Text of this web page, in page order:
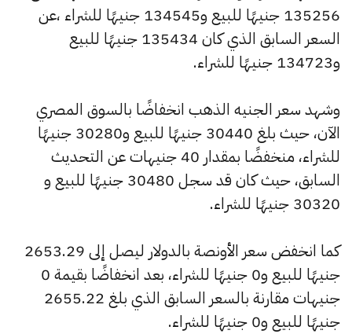
135256 جنيهًا للبيع و134545 جنيهًا للشراء ،عن
السعر السابق الذي كان 135434 جنيهًا للبيع
و134723 جنيهًا للشراء.
وشهد سعر الجنيه الذهب انخفاضًا بالسوق المصري
الآن، حيث بلغ 30440 جنيهًا للبيع و30280 جنيهًا
للشراء، منخفضًا بمقدار 40 جنيهات عن التحديث
السابق، حيث كان قد سجل 30480 جنيهًا للبيع و
30320 جنيهًا للشراء.
كما انخفض سعر الأونصة بالدولار ليصل إلى 2653.29
جنيهًا للبيع و0 جنيهًا للشراء، بعد انخفاضًا بقيمة 0
جنيهات مقارنة بالسعر السابق الذي بلغ 2655.22
جنيهًا للبيع و0 جنيهًا للشراء.